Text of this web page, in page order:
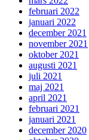
februari 2022
januari 2022
december 2021
november 2021
oktober 2021
augusti 2021
juli 2021
maj 2021
april 2021
februari 2021
januari 2021
december 2020